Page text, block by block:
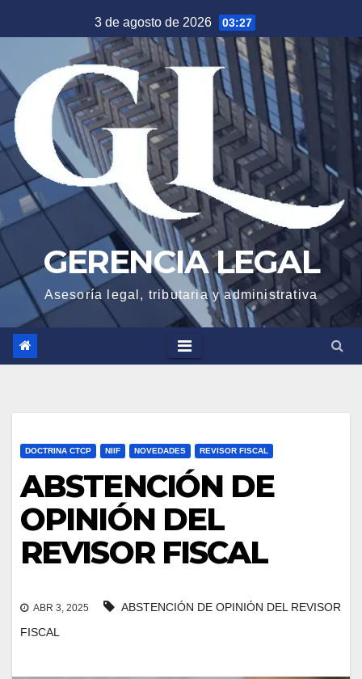
al
3 de agosto de 2026 03:27
GERENCIA LEGAL
Asesoría legal, tributaria y administrativa
DOCTRINA CTCP NIIF NOVEDADES REVISOR FISCAL
ABSTENCIÓN DE
OPINIÓN DEL
REVISOR FISCAL
ABR 3, 2025
ABSTENCIÓN DE OPINIÓN DEL REVISOR
FISCAL